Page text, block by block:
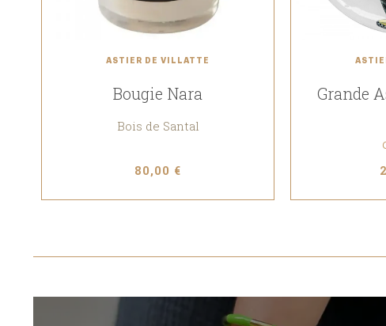
ASTIER DE VILLATTE
Bougie Nara
Bois de Santal
80,00 €
Grande